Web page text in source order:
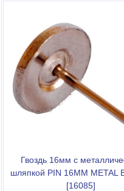
Гвоздь 16мм с
шляпкой PIN 16ММ METAL
[16085]